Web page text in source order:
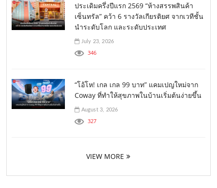
ประเดิมครึ่งปีแรก 2569 “ห้างสรรพสินค้า
เซ็นทรัล” คว้า 6 รางวัลเกียรติยศ จากเวทีชั้น
นำระดับโลก และระดับประเทศ
July 23, 2026
346
“โอ้โห! เกล เกล 99 บาท” แคมเปญใหม่จาก
Coway ที่ทำให้สุขภาพในบ้านเริ่มต้นง่ายขึ้น
August 3, 2026
327
VIEW MORE